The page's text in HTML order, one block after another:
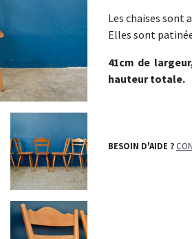
Les chaises sont
Elles sont
41cm de
hauteur totale.
BESOIN D'AIDE ?